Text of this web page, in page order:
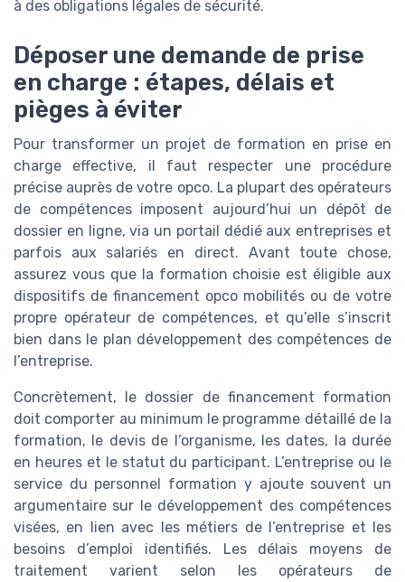
à des obligations légales de sécurité.
Déposer une demande de prise
en charge : étapes, délais et
pièges à éviter
Pour transformer un projet de formation en prise en
charge effective, il faut respecter une procédure
précise auprès de votre opco. La plupart des opérateurs
de compétences imposent aujourd’hui un dépôt de
dossier en ligne, via un portail dédié aux entreprises et
parfois aux salariés en direct. Avant toute chose,
assurez vous que la formation choisie est éligible aux
dispositifs de financement opco mobilités ou de votre
propre opérateur de compétences, et qu’elle s’inscrit
bien dans le plan développement des compétences de
l’entreprise.
Concrètement, le dossier de financement formation
doit comporter au minimum le programme détaillé de la
formation, le devis de l’organisme, les dates, la durée
en heures et le statut du participant. L’entreprise ou le
service du personnel formation y ajoute souvent un
argumentaire sur le développement des compétences
visées, en lien avec les métiers de l’entreprise et les
besoins d’emploi identifiés. Les délais moyens de
traitement varient selon les opérateurs de